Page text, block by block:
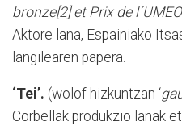
bronze[2] et Prix de
Aktore lana, Espainiako
langilearen papera.
‘Tei’. (wo­lo­f hizkuntzan ‘
Corbellak produkzio lanak